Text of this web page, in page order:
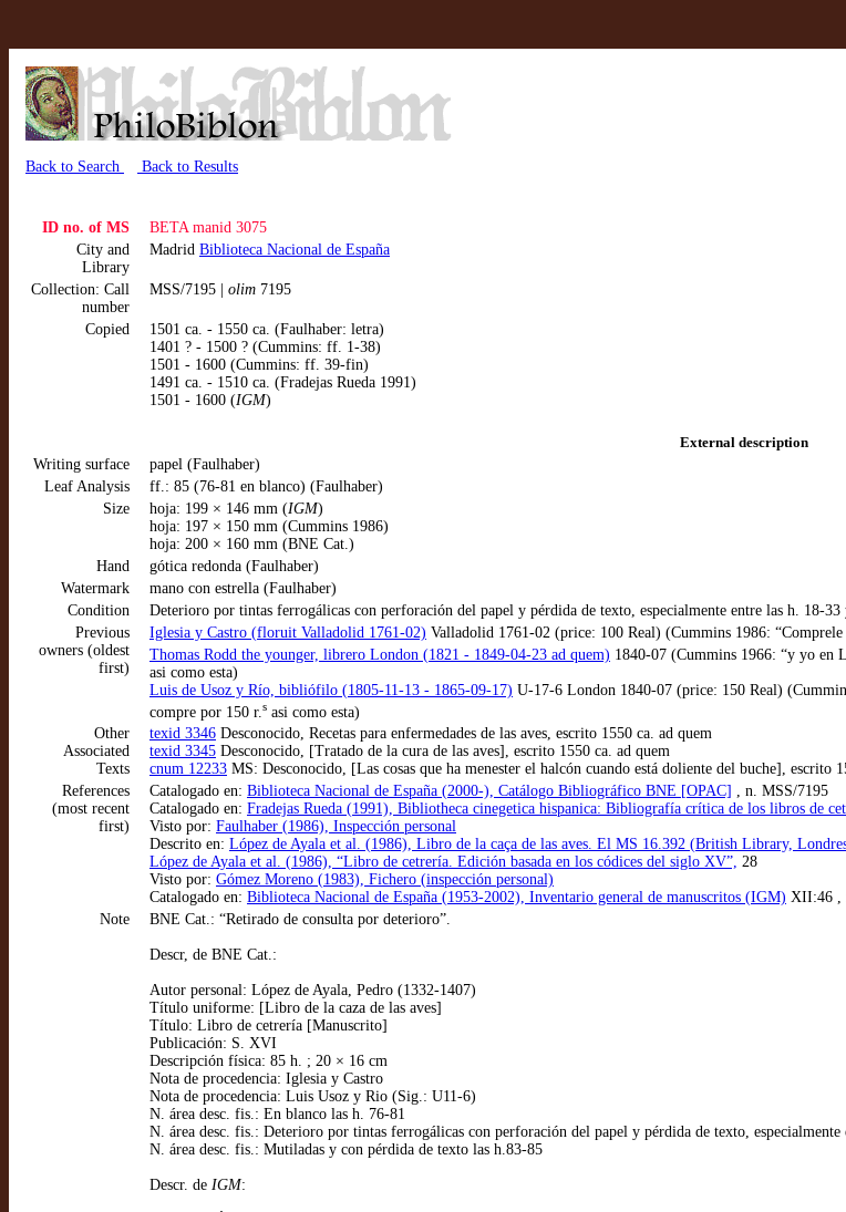
Back to Search Back to Results
ID no. of MS
BETA manid 3075
City and
Library
Madrid Biblioteca Nacional de España
Collection: Call
number
MSS/7195 | olim 7195
Copied
1501 ca. - 1550 ca. (Faulhaber: letra)
1401 ? - 1500 ? (Cummins: ff. 1-38)
1501 - 1600 (Cummins: ff. 39-fin)
1491 ca. - 1510 ca. (Fradejas Rueda 1991)
1501 - 1600 (IGM)
External description
Writing surface
papel (Faulhaber)
Leaf Analysis
ff.: 85 (76-81 en blanco) (Faulhaber)
Size
hoja: 199 × 146 mm (IGM)
hoja: 197 × 150 mm (Cummins 1986)
hoja: 200 × 160 mm (BNE Cat.)
Hand
gótica redonda (Faulhaber)
Watermark
mano con estrella (Faulhaber)
Condition
Deterioro por tintas ferrogálicas con perforación del papel y pérdida de texto, especialmente entre las h. 18-
Previous
owners (oldest
first)
Iglesia y Castro (floruit Valladolid 1761-02) Valladolid 1761-02 (price: 100 Real) (Cummins 1986:
Thomas Rodd the younger, librero London (1821 - 1849-04-23 ad quem) 1840-07 (Cummins 1966: “y yo en
asi como esta)
Luis de Usoz y Río, bibliófilo (1805-11-13 - 1865-09-17) U-17-6 London 1840-07 (price: 150 Real)
compre por 150 r. s asi como esta)
Other
Associated
Texts
texid 3346 Desconocido, Recetas para enfermedades de las aves, escrito 1550 ca. ad quem
texid 3345 Desconocido, [Tratado de la cura de las aves], escrito 1550 ca. ad quem
cnum 12233 MS: Desconocido, [Las cosas que ha menester el halcón cuando está doliente del buche],
References
(most recent
first)
Catalogado en: Biblioteca Nacional de España (2000-), Catálogo Bibliográfico BNE [OPAC] , n. MSS/7195
Catalogado en: Fradejas Rueda (1991), Bibliotheca cinegetica hispanica: Bibliografía crítica de los libros de
Visto por: Faulhaber (1986), Inspección personal
Descrito en: López de Ayala et al. (1986), Libro de la caça de las aves. El MS 16.392 (British Library,
López de Ayala et al. (1986), “Libro de cetrería. Edición basada en los códices del siglo XV”, 28
Visto por: Gómez Moreno (1983), Fichero (inspección personal)
Catalogado en: Biblioteca Nacional de España (1953-2002), Inventario general de manuscritos (IGM) XII:46 ,
Note
BNE Cat.: “Retirado de consulta por deterioro”.
Descr, de BNE Cat.:
Autor personal: López de Ayala, Pedro (1332-1407)
Título uniforme: [Libro de la caza de las aves]
Título: Libro de cetrería [Manuscrito]
Publicación: S. XVI
Descripción física: 85 h. ; 20 × 16 cm
Nota de procedencia: Iglesia y Castro
Nota de procedencia: Luis Usoz y Rio (Sig.: U11-6)
N. área desc. fis.: En blanco las h. 76-81
N. área desc. fis.: Deterioro por tintas ferrogálicas con perforación del papel y pérdida de texto,
N. área desc. fis.: Mutiladas y con pérdida de texto las h.83-85
Descr. de IGM: